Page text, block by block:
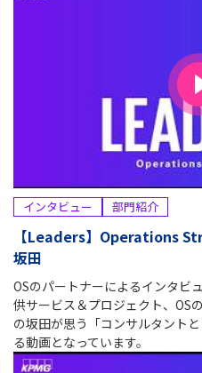
インタビュー 部門紹介
【Leaders】Operations
坂田
OSのパートナーによるインタビ
供サービス＆プロジェクト、OS
の坂田が思う「コンサルタント
る動画となっています。